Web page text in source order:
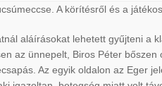
A körítésről és a
aláírásokat lehetett gyűjteni a
az ünnepelt, Biros Péter
Az egyik oldalon az Eger